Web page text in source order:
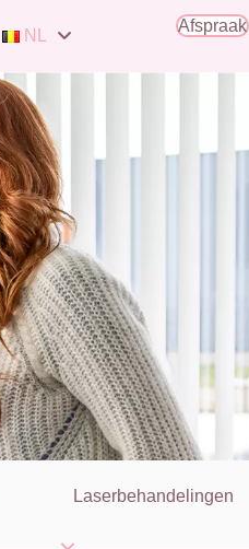
NL
Afspraak
Laserbehandelingen